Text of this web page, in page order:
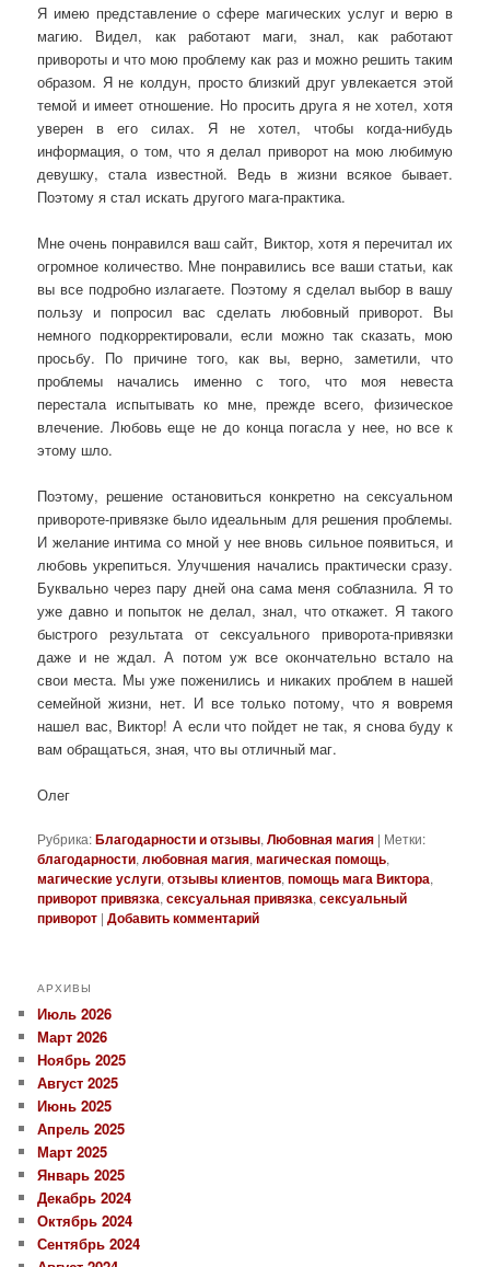
Я имею представление о сфере магических услуг и верю в
магию. Видел, как работают маги, знал, как работают
привороты и что мою проблему как раз и можно решить таким
образом. Я не колдун, просто близкий друг увлекается этой
темой и имеет отношение. Но просить друга я не хотел, хотя
уверен в его силах. Я не хотел, чтобы когда-нибудь
информация, о том, что я делал приворот на мою любимую
девушку, стала известной. Ведь в жизни всякое бывает.
Поэтому я стал искать другого мага-практика.
Мне очень понравился ваш сайт, Виктор, хотя я перечитал их
огромное количество. Мне понравились все ваши статьи, как
вы все подробно излагаете. Поэтому я сделал выбор в вашу
пользу и попросил вас сделать любовный приворот. Вы
немного подкорректировали, если можно так сказать, мою
просьбу. По причине того, как вы, верно, заметили, что
проблемы начались именно с того, что моя невеста
перестала испытывать ко мне, прежде всего, физическое
влечение. Любовь еще не до конца погасла у нее, но все к
этому шло.
Поэтому, решение остановиться конкретно на сексуальном
привороте-привязке было идеальным для решения проблемы.
И желание интима со мной у нее вновь сильное появиться, и
любовь укрепиться. Улучшения начались практически сразу.
Буквально через пару дней она сама меня соблазнила. Я то
уже давно и попыток не делал, знал, что откажет. Я такого
быстрого результата от сексуального приворота-привязки
даже и не ждал. А потом уж все окончательно встало на
свои места. Мы уже поженились и никаких проблем в нашей
семейной жизни, нет. И все только потому, что я вовремя
нашел вас, Виктор! А если что пойдет не так, я снова буду к
вам обращаться, зная, что вы отличный маг.
Олег
Рубрика:Благодарности и отзывы,Любовная магия | Метки:
благодарности,любовная магия,магическая помощь,
магические услуги,отзывы клиентов,помощь мага Виктора,
приворот привязка,сексуальная привязка,сексуальный
приворот |Добавить комментарий
АРХИВЫ
Июль 2026
Март 2026
Ноябрь 2025
Август 2025
Июнь 2025
Апрель 2025
Март 2025
Январь 2025
Декабрь 2024
Октябрь 2024
Сентябрь 2024